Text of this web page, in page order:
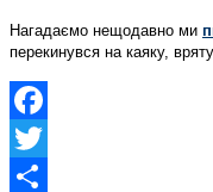
Нагадаємо нещодавно ми
перекинувся на каяку,
Facebook
Twitter